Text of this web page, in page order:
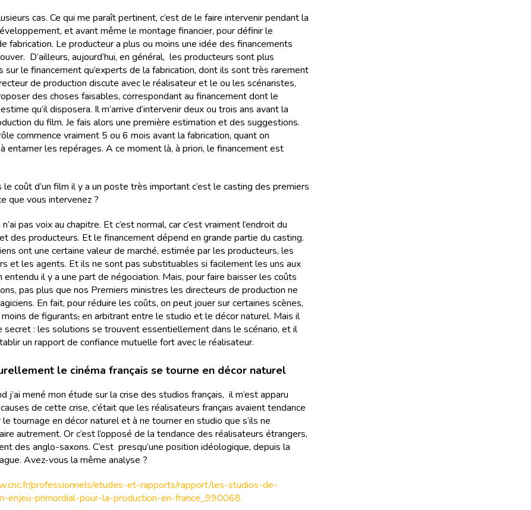
cas. Ce qui me paraît pertinent, c’est de le faire intervenir pendant la
et avant même le montage financier, pour définir le
fabrication. Le producteur a plus ou moins une idée des financements
D’ailleurs, aujourd’hui, en général, les producteurs sont plus
sur le financement qu’experts de la fabrication, dont ils sont très rarement
de production discute avec le réalisateur et le ou les scénaristes,
des choses faisables, correspondant au financement dont le
qu’il disposera. Il m’arrive d’intervenir deux ou trois ans avant la
du film. Je fais alors une première estimation et des suggestions.
commence vraiment 5 ou 6 mois avant la fabrication, quant on
entamer les repérages. A ce moment là, à priori, le financement est
le coût d’un film il y a un poste très important c’est le casting des premiers
que vous intervenez ?
pas voix au chapitre. Et c’est normal, car c’est vraiment l’endroit du
des producteurs. Et le financement dépend en grande partie du casting.
ont une certaine valeur de marché, estimée par les producteurs, les
et les agents. Et ils ne sont pas substituables si facilement les uns aux
entendu il y a une part de négociation. Mais, pour faire baisser les coûts
pas plus que nos Premiers ministres les directeurs de production ne
En fait, pour réduire les coûts, on peut jouer sur certaines scènes,
de figurants,en arbitrant entre le studio et le décor naturel. Mais il
secret : les solutions se trouvent essentiellement dans le scénario, et il
un rapport de confiance mutuelle fort avec le réalisateur.
le cinéma français se tourne en décor naturel
j’ai mené mon étude sur la crise des studios français, il m’est apparu
de cette crise, c’était que les réalisateurs français avaient tendance
tournage en décor naturel et à ne tourner en studio que s’ils ne
autrement. Or c’est l’opposé de la tendance des réalisateurs étrangers,
des anglo-saxons. C’est presqu’une position idéologique, depuis la
Avez-vous la même analyse ?
professionnels/etudes-et-rapports/rapport/les-studios-de-
enjeu-primordial-pour-la-production-en-france_990068